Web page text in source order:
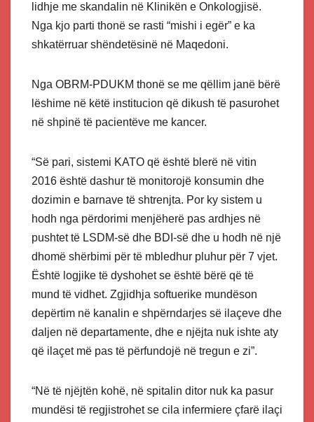
lidhje me skandalin në Klinikën e Onkologjisë.
Nga kjo parti thonë se rasti “mishi i egër” e ka
shkatërruar shëndetësinë në Maqedoni.
Nga OBRM-PDUKM thonë se me qëllim janë bërë
lëshime në këtë institucion që dikush të pasurohet
në shpinë të pacientëve me kancer.
“Së pari, sistemi KATO që është blerë në vitin
2016 është dashur të monitorojë konsumin dhe
dozimin e barnave të shtrenjta. Por ky sistem u
hodh nga përdorimi menjëherë pas ardhjes në
pushtet të LSDM-së dhe BDI-së dhe u hodh në një
dhomë shërbimi për të mbledhur pluhur për 7 vjet.
Është logjike të dyshohet se është bërë që të
mund të vidhet. Zgjidhja softuerike mundëson
depërtim në kanalin e shpërndarjes së ilaçeve dhe
daljen në departamente, dhe e njëjta nuk ishte aty
që ilaçet më pas të përfundojë në tregun e zi”.
“Në të njëjtën kohë, në spitalin ditor nuk ka pasur
mundësi të regjistrohet se cila infermiere çfarë ilaçi